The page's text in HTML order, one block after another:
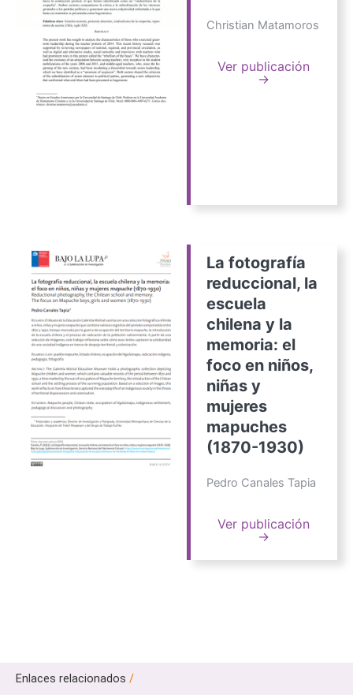
Christian Matamoros
Ver publicación
→
La fotografía
reduccional, la
escuela
chilena y la
memoria: el
foco en niños,
niñas y
mujeres
mapuches
(1870-1930)
Pedro Canales Tapia
Ver publicación
→
Enlaces relacionados /